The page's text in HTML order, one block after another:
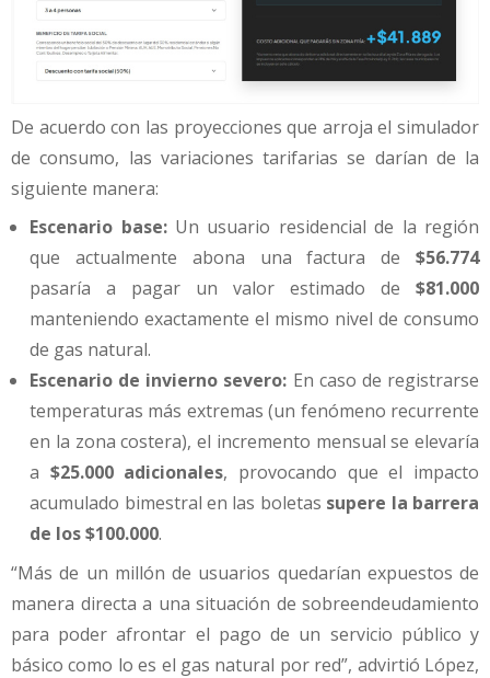
De acuerdo con las proyecciones que arroja el simulador
de consumo, las variaciones tarifarias se darían de la
siguiente manera:
Escenario base:Un usuario residencial de la región
que actualmente abona una factura de $56.774
pasaría a pagar un valor estimado de $81.000
manteniendo exactamente el mismo nivel de consumo
de gas natural.
Escenario de invierno severo: En caso de registrarse
temperaturas más extremas (un fenómeno recurrente
en la zona costera), el incremento mensual se elevaría
a $25.000 adicionales, provocando que el impacto
acumulado bimestral en las boletas supere la barrera
de los $100.000.
“Más de un millón de usuarios quedarían expuestos de
manera directa a una situación de sobreendeudamiento
para poder afrontar el pago de un servicio público y
básico como lo es el gas natural por red”, advirtió López,